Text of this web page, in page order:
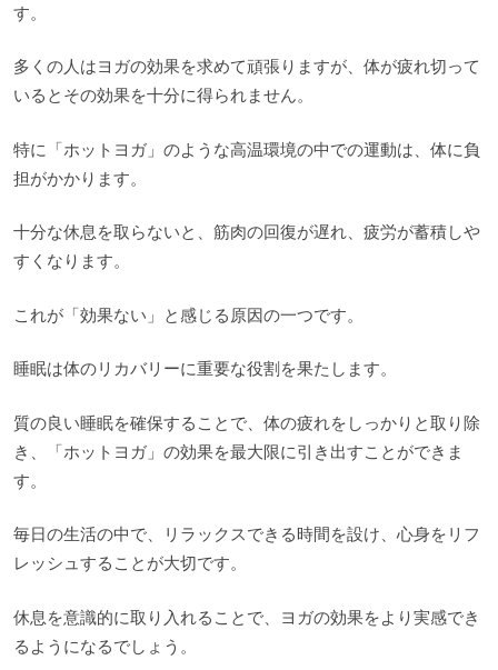
す。
多くの人はヨガの効果を求めて頑張りますが、体が疲れ切って
いるとその効果を十分に得られません。
特に「ホットヨガ」のような高温環境の中での運動は、体に負
担がかかります。
十分な休息を取らないと、筋肉の回復が遅れ、疲労が蓄積しや
すくなります。
これが「効果ない」と感じる原因の一つです。
睡眠は体のリカバリーに重要な役割を果たします。
質の良い睡眠を確保することで、体の疲れをしっかりと取り除
き、「ホットヨガ」の効果を最大限に引き出すことができま
す。
毎日の生活の中で、リラックスできる時間を設け、心身をリフ
レッシュすることが大切です。
休息を意識的に取り入れることで、ヨガの効果をより実感でき
るようになるでしょう。